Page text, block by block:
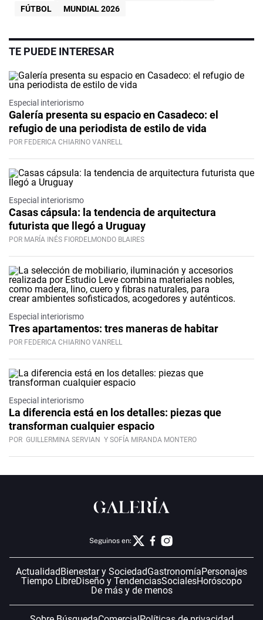
FÚTBOL
MUNDIAL 2026
TE PUEDE INTERESAR
Especial interiorismo
Galería presenta su espacio en Casadeco: el
refugio de una periodista de estilo de vida
POR FEDERICA CHIARINO VANRELL
Especial interiorismo
Casas cápsula: la tendencia de arquitectura
futurista que llegó a Uruguay
POR MARÍA INÉS FIORDELMONDO BLAIRES
Especial interiorismo
Tres apartamentos: tres maneras de habitar
POR FEDERICA CHIARINO VANRELL
Especial interiorismo
La diferencia está en los detalles: piezas que
transforman cualquier espacio
POR GUILLERMINA SERVIAN Y SOFÍA MIRANDA MONTERO
Seguinos en:
Actualidad Bienestar y SociedadGastronomíaPersonajes
Tiempo LibreDiseño y TendenciasSocialesHoróscopo
De más y de menos